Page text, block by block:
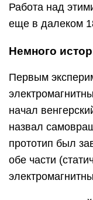
Работа над
еще в далеком
Немного
Первым
начал
назвал
прототип был
обе части